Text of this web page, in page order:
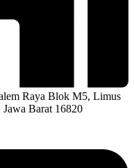
Raya Blok M5, Limus
Barat 16820